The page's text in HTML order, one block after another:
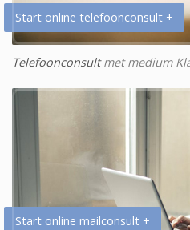
Start online telefoonconsult +
Telefoonconsultmet medium
Start online mailconsult +